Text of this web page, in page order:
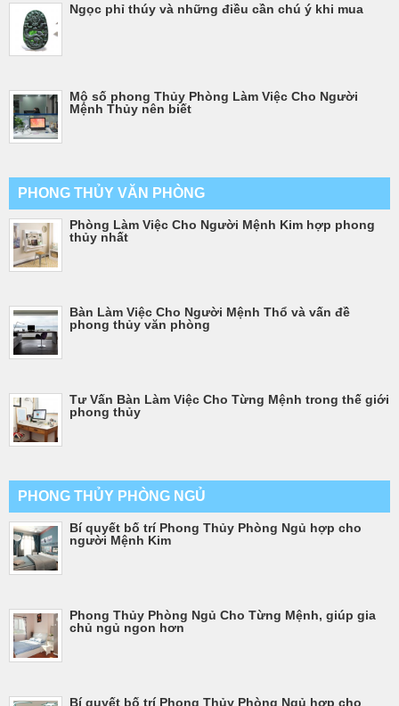
Ngọc phỉ thúy và những điều cần chú ý khi mua
Mộ số phong Thủy Phòng Làm Việc Cho Người
Mệnh Thủy nên biết
PHONG THỦY VĂN PHÒNG
Phòng Làm Việc Cho Người Mệnh Kim hợp phong
thủy nhất
Bàn Làm Việc Cho Người Mệnh Thổ và vấn đề
phong thủy văn phòng
Tư Vấn Bàn Làm Việc Cho Từng Mệnh trong thế giới
phong thủy
PHONG THỦY PHÒNG NGỦ
Bí quyết bố trí Phong Thủy Phòng Ngủ hợp cho
người Mệnh Kim
Phong Thủy Phòng Ngủ Cho Từng Mệnh, giúp gia
chủ ngủ ngon hơn
Bí quyết bố trí Phong Thủy Phòng Ngủ hợp cho